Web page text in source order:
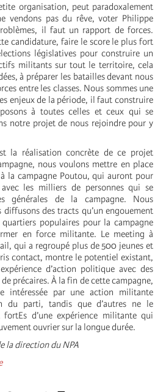
organisation, peut paradoxalement
vendons pas du rêve, voter Philippe
il faut un rapport de forces.
candidature, faire le score le plus fort
législatives pour construire un
militants sur tout le territoire, cela
à préparer les batailles devant nous
entre les classes. Nous sommes une
enjeux de la période, il faut construire
à toutes celles et ceux qui se
notre projet de nous rejoindre pour y
la réalisation concrète de ce projet
nous voulons mettre en place
la campagne Poutou, qui auront pour
les milliers de personnes qui se
générales de la campagne. Nous
des tracts qu’un engouement
populaires pour la campagne
en force militante. Le meeting à
qui a regroupé plus de 500 jeunes et
contact, montre le potentiel existant,
d’action politique avec des
précaires. À la fin de cette campagne,
intéressée par une action militante
du parti, tandis que d’autres ne le
d’une expérience militante qui
ouvrier sur la longue durée.
la direction du NPA